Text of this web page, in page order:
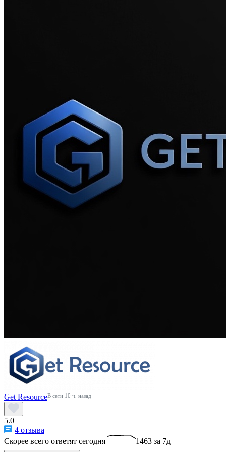
Get ResourceВ сети 10 ч. назад
5.0
4 отзыва
Скорее всего ответят сегодня
1463 за 7д